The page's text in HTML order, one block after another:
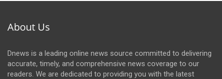
About Us
Dnews is a leading online news source committed to delivering
accurate, timely, and comprehensive news coverage to our
readers. We are dedicated to providing you with the latest